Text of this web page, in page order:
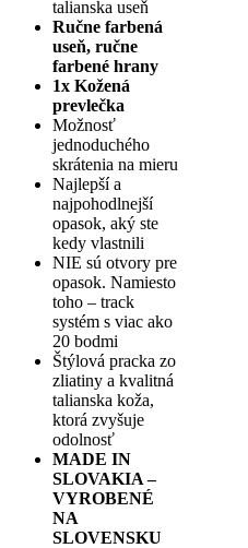
talianska useň
Ručne farbená
useň, ručne
farbené hrany
1x Kožená
prevlečka
Možnosť
jednoduchého
skrátenia na mieru
Najlepší a
najpohodlnejší
opasok, aký ste
kedy vlastnili
NIE sú otvory pre
opasok. Namiesto
toho – track
systém s viac ako
20 bodmi
Štýlová pracka zo
zliatiny a kvalitná
talianska koža,
ktorá zvyšuje
odolnosť
MADE IN
SLOVAKIA –
VYROBENÉ
NA
SLOVENSKU